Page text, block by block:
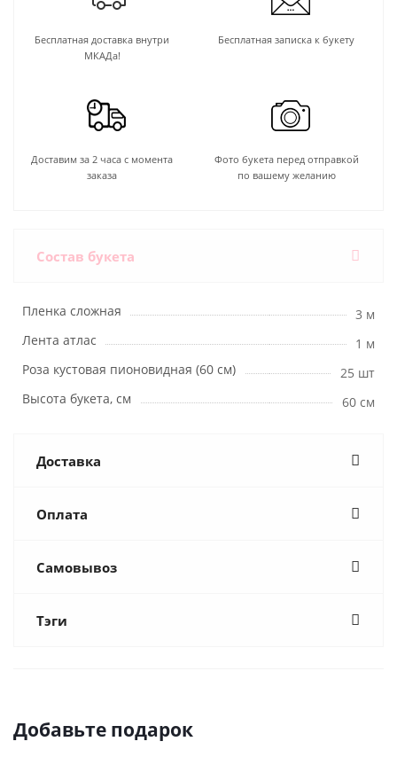
Бесплатная доставка внутри
МКАДа!
Бесплатная записка к букету
Доставим за 2 часа с момента
заказа
Фото букета перед отправкой
по вашему желанию
Состав букета
Пленка сложная
3 м
Лента атлас
1 м
Роза кустовая пионовидная (60 см)
25 шт
Высота букета, см
60 см
Доставка
Оплата
Самовывоз
Тэги
Добавьте подарок